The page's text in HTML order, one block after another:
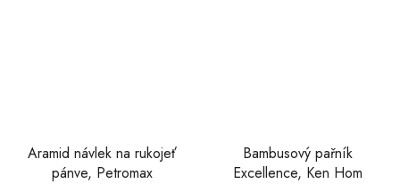
Aramid návlek na rukojeť
pánve, Petromax
Bambusový pařník
Excellence, Ken Hom